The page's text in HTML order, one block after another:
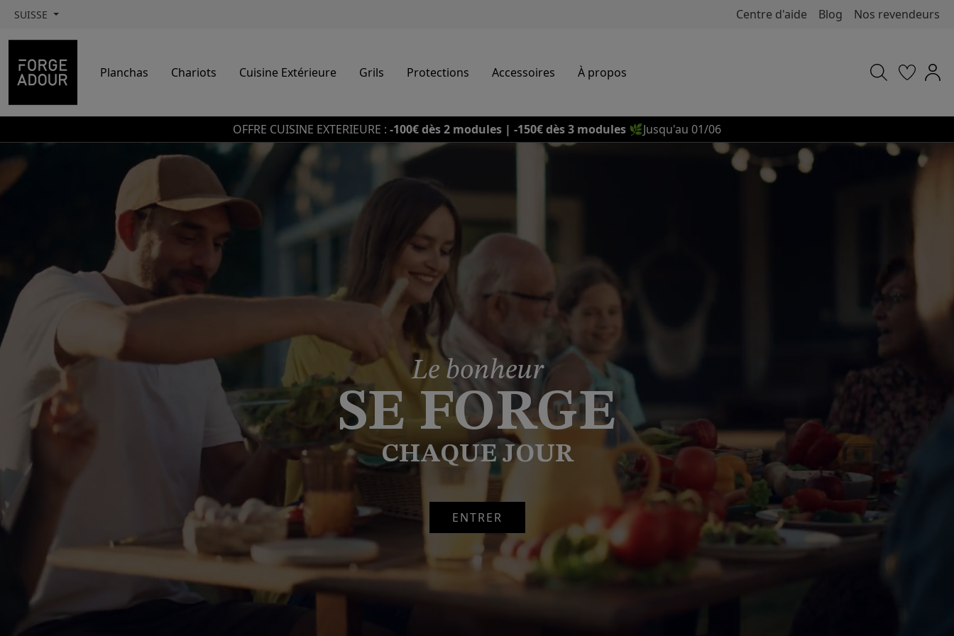
SUISSE Centre d'aide Blog Nos revendeurs
Planchas Chariots Cuisine Extérieure Grils Protections Accessoires À propos
OFFRE CUISINE EXTERIEURE : -100€ dès 2 modules | -150€ dès 3 modules 🌿Jusqu'au 01/06
Le bonheur
SE FORGE
CHAQUE JOUR
ENTRER